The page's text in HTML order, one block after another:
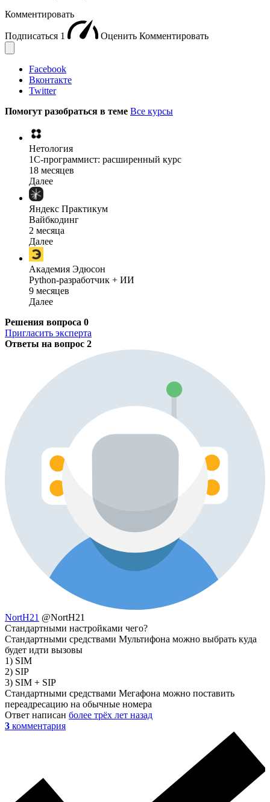
Комментировать
Подписаться 1 Оценить Комментировать
Facebook
Вконтакте
Twitter
Помогут разобраться в теме Все курсы
Нетология
1C-программист: расширенный курс
18 месяцев
Далее
Яндекс Практикум
Вайбкодинг
2 месяца
Далее
Академия Эдюсон
Python-разработчик + ИИ
9 месяцев
Далее
Решения вопроса 0
Пригласить эксперта
Ответы на вопрос 2
NortH21 @NortH21
Стандартными настройками чего?
Стандартными средствами Мультифона можно выбрать куда
будет идти вызовы
1) SIM
2) SIP
3) SIM + SIP
Стандартными средствами Мегафона можно поставить
переадресацию на обычные номера
Ответ написан более трёх лет назад
3 комментария